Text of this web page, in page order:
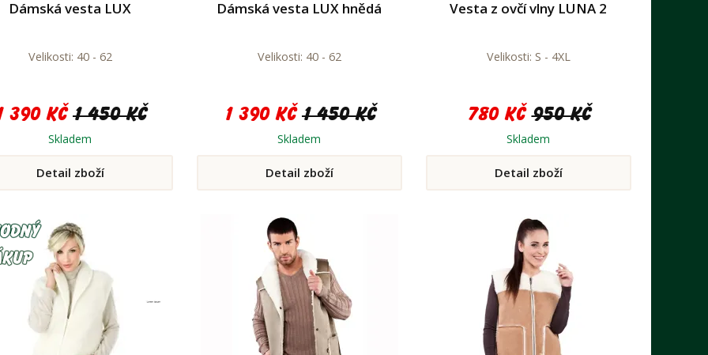
Dámská vesta LUX
Velikosti: 40 - 62
390 Kč 1 450 Kč
Skladem
Detail zboží
Dámská vesta LUX hnědá
Velikosti: 40 - 62
1 390 Kč 1 450 Kč
Skladem
Detail zboží
Vesta z ovčí vlny LUNA 2
Velikosti: S - 4XL
780 Kč 950 Kč
Skladem
Detail zboží